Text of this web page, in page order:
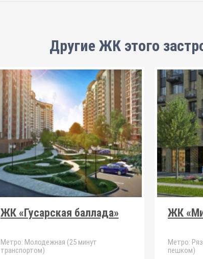
Другие ЖК этого
ЖК «Гусарская баллада»
Метро: Молодежная (25 минут
транспортом)
ЖК
Метро:
пешком)